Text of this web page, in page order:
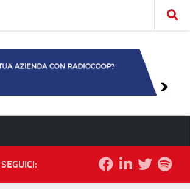
SEGUICI: